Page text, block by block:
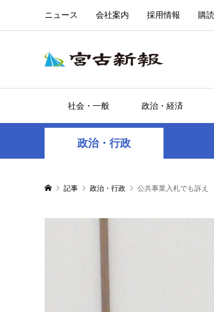
ニュース 会社案内 採用情報 購
社会・一般 政治・経済
政治・行政
記事 政治・行政 公共事業入札でも訴